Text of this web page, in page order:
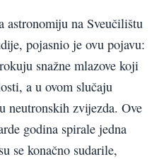
astronomiju na Sveučilištu
pojasnio je ovu pojavu:
snažne mlazove koji
a u ovom slučaju
neutronskih zvijezda. Ove
godina spirale jedna
se konačno sudarile,